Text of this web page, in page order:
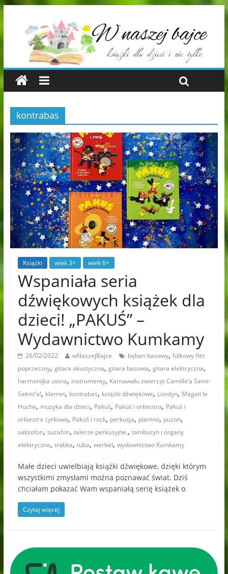
kontrabas
Książki wiek 3+ wiek 6+
Wspaniała seria
dźwiękowych książek dla
dzieci! „PAKUŚ” –
Wydawnictwo Kumkamy
26/02/2022 wNaszejBajce bęben basowy, folkowy flet
poprzeczny, gitara akustyczna, gitara basowa, gitara elektryczna,
harmonijka ustna, instrumenty, Karnawału zwierząt Camille’a Saint-
Saëns’a!, klarnet, kontrabas, książki dźwiękowe, Londyn, Magali le
Huche, muzyka dla dzieci, Pakuś, Pakuś i orkiestra, Pakuś i
orkiestra cyrkowa, Pakuś i rock, perkusja, pianino, puzon,
saksofon, suzafon, talerze perkusyjne., tamburyn i organy
elektryczne, trąbka, tuba, werbel, wydawnictwo Kumkamy
Małe dzieci uwielbiają książki dźwiękowe, dzięki którym
wszystkimi zmysłami można poznawać świat. Dziś
chciałam pokazać Wam wspaniałą serię książek o
Czytaj więcej